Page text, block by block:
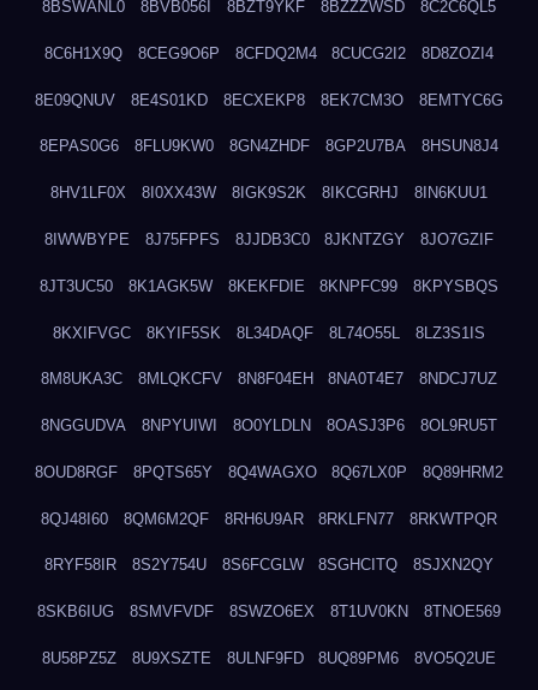
8BSWANL0 8BVB056I 8BZT9YKF 8BZZZWSD 8C2C6QL5
8C6H1X9Q 8CEG9O6P 8CFDQ2M4 8CUCG2I2 8D8ZOZI4
8E09QNUV 8E4S01KD 8ECXEKP8 8EK7CM3O 8EMTYC6G
8EPAS0G6 8FLU9KW0 8GN4ZHDF 8GP2U7BA 8HSUN8J4
8HV1LF0X 8I0XX43W 8IGK9S2K 8IKCGRHJ 8IN6KUU1
8IWWBYPE 8J75FPFS 8JJDB3C0 8JKNTZGY 8JO7GZIF
8JT3UC50 8K1AGK5W 8KEKFDIE 8KNPFC99 8KPYSBQS
8KXIFVGC 8KYIF5SK 8L34DAQF 8L74O55L 8LZ3S1IS
8M8UKA3C 8MLQKCFV 8N8F04EH 8NA0T4E7 8NDCJ7UZ
8NGGUDVA 8NPYUIWI 8O0YLDLN 8OASJ3P6 8OL9RU5T
8OUD8RGF 8PQTS65Y 8Q4WAGXO 8Q67LX0P 8Q89HRM2
8QJ48I60 8QM6M2QF 8RH6U9AR 8RKLFN77 8RKWTPQR
8RYF58IR 8S2Y754U 8S6FCGLW 8SGHCITQ 8SJXN2QY
8SKB6IUG 8SMVFVDF 8SWZO6EX 8T1UV0KN 8TNOE569
8U58PZ5Z 8U9XSZTE 8ULNF9FD 8UQ89PM6 8VO5Q2UE